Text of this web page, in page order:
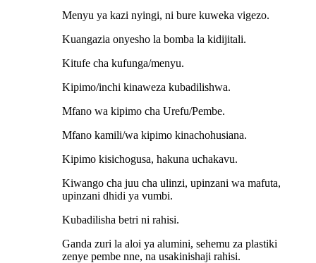
Menyu ya kazi nyingi, ni bure kuweka vigezo.
Kuangazia onyesho la bomba la kidijitali.
Kitufe cha kufunga/menyu.
Kipimo/inchi kinaweza kubadilishwa.
Mfano wa kipimo cha Urefu/Pembe.
Mfano kamili/wa kipimo kinachohusiana.
Kipimo kisichogusa, hakuna uchakavu.
Kiwango cha juu cha ulinzi, upinzani wa mafuta,
upinzani dhidi ya vumbi.
Kubadilisha betri ni rahisi.
Ganda zuri la aloi ya alumini, sehemu za plastiki
zenye pembe nne, na usakinishaji rahisi.